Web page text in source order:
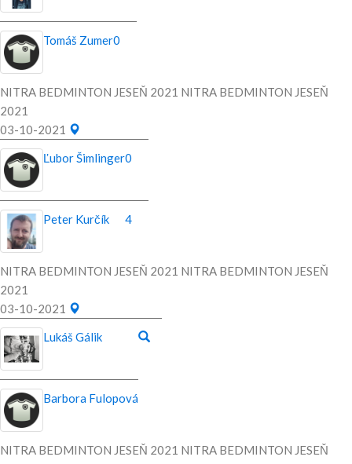
Tomáš Zumer0
NITRA BEDMINTON JESEŇ 2021 NITRA BEDMINTON JESEŇ
2021
03-10-2021
Ľubor Šimlinger0
Peter Kurčík 4
NITRA BEDMINTON JESEŇ 2021 NITRA BEDMINTON JESEŇ
2021
03-10-2021
Lukáš Gálik
Barbora Fulopová
NITRA BEDMINTON JESEŇ 2021 NITRA BEDMINTON JESEŇ